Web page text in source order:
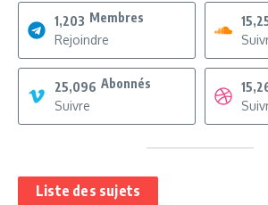
1,203 Membres
Rejoindre
25,096 Abonnés
Suivre
Liste des sujets